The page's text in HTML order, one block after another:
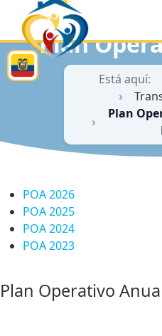
Plan
Está aquí:
Plan
POA 2026
POA 2025
POA 2024
POA 2023
Plan Operativo